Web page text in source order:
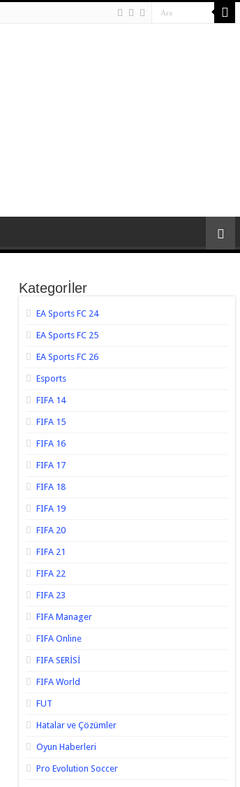
Kategorİler
EA Sports FC 24
EA Sports FC 25
EA Sports FC 26
Esports
FIFA 14
FIFA 15
FIFA 16
FIFA 17
FIFA 18
FIFA 19
FIFA 20
FIFA 21
FIFA 22
FIFA 23
FIFA Manager
FIFA Online
FIFA SERİSİ
FIFA World
FUT
Hatalar ve Çözümler
Oyun Haberleri
Pro Evolution Soccer